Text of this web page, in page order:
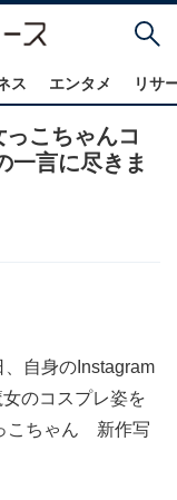
ス エンタメ リサ
こちゃんコ
一言に尽きま
自身のInstagram
のコスプレ姿を
こちゃん 新作写